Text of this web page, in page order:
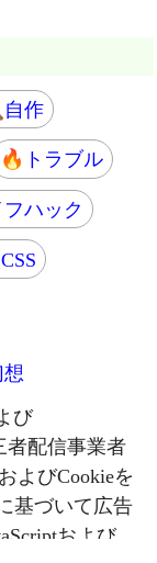
ンス
運営
ブログ
数
ービス
ェア
続
作